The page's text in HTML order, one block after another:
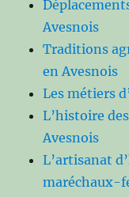
Avesnois
Traditions
en Avesnois
Les métiers
L’histoire
Avesnois
L’artisanat
maréchaux-